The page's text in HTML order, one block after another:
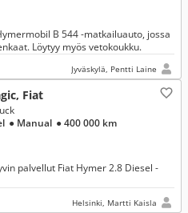
B 544 -matkailuauto, jossa
Löytyy myös vetokoukku.
Jyväskylä, Pentti Laine
Fiat
● Manual ● 400 000 km
palvellut Fiat Hymer 2.8 Diesel -
Helsinki, Martti Kaisla